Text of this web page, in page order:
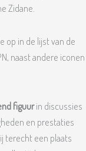
Zidane.
op in de lijst van de
naast andere iconen
figuurin discussies
en prestaties
terecht een plaats